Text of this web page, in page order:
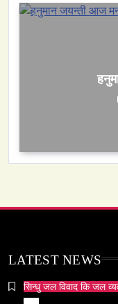
LATEST NEWS
सिन्धु जल विवाद कि जल